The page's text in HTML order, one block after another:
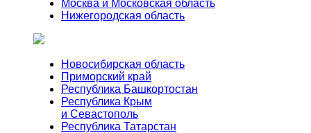
Москва и Московская область
Нижегородская область
Новосибирская область
Приморский край
Республика Башкортостан
Республика Крым
и Севастополь
Республика Татарстан